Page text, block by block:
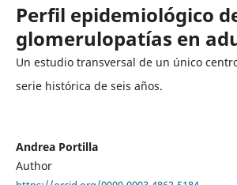
Perfil epidemiológico
glomerulopatías en
Un estudio transversal de un único
serie histórica de seis años.
Andrea Portilla
Author